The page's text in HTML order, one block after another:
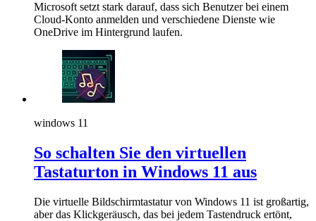
Microsoft setzt stark darauf, dass sich Benutzer bei einem
Cloud-Konto anmelden und verschiedene Dienste wie
OneDrive im Hintergrund laufen.
windows 11
So schalten Sie den virtuellen
Tastaturton in Windows 11 aus
Die virtuelle Bildschirmtastatur von Windows 11 ist großartig,
aber das Klickgeräusch, das bei jedem Tastendruck ertönt,